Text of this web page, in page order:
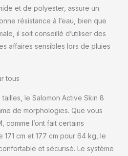
et de polyester, assure un
résistance à l’eau, bien que
il soit conseillé d’utiliser des
affaires sensibles lors de pluies
tous
le Salomon Active Skin 8
de morphologies. Que vous
comme l’ont fait certains
171 cm et 177 cm pour 64 kg, le
et sécurisé. Le système